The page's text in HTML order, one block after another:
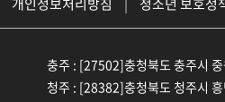
충주 : [27502]충청북도 충주시
청주 : [28382]충청북도 청주시